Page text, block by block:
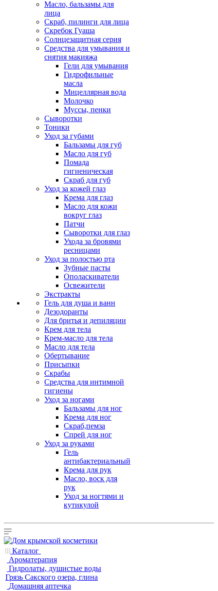
Масло, бальзамы для
лица
Скраб, пилинги для лица
Скребок Гуаша
Солнцезащитная серия
Средства для умывания и
снятия макияжа
Гели для умывания
Гидрофильные
масла
Мицеллярная вода
Молочко
Муссы, пенки
Сыворотки
Тоники
Уход за губами
Бальзамы для губ
Масло для губ
Помада
гигиеническая
Скраб для губ
Уход за кожей глаз
Крема для глаз
Масло для кожи
вокруг глаз
Патчи
Сыворотки для глаз
Ухода за бровями
ресницами
Уход за полостью рта
Зубные пасты
Ополаскиватели
Освежители
Экстракты
Гель для душа и ванн
Дезодоранты
Для бритья и депиляции
Крем для тела
Крем-масло для тела
Масло для тела
Обертывание
Присыпки
Скрабы
Средства для интимной
гигиены
Уход за ногами
Бальзамы для ног
Крема для ног
Скраб,пемза
Спрей для ног
Уход за руками
Гель
антибактериальный
Крема для рук
Масло, воск для
рук
Уход за ногтями и
кутикулой
Каталог
Ароматерапия
Гидролаты, душистые воды
Грязь Сакского озера, глина
Домашняя аптечка